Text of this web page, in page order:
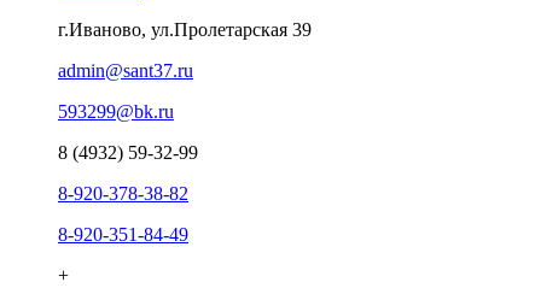
г.Иваново, ул.Пролетарская 39
admin@sant37.ru
593299@bk.ru
8 (4932) 59-32-99
8-920-378-38-82
8-920-351-84-49
+